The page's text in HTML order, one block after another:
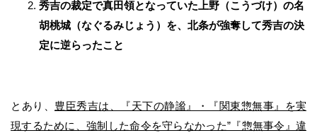
秀吉の裁定で真田領となっていた上野（こうづけ）の名
胡桃城（なぐるみじょう）を、北条が強奪して秀吉の決
定に逆らったこと
とあり、 豊臣秀吉は、『天下の静謐』・『関東惣無事』を実
現するために、強制した命令を守らなかった”『惣無事令』違